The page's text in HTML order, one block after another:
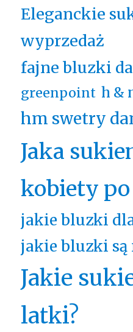
Eleganckie
wyprzedaż
fajne bluzki
greenpoint h &
hm swetry
Jaka
kobiety po
jakie bluzki
jakie bluzki są
Jakie
latki?